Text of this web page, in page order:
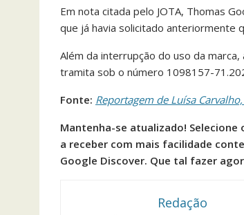
Em nota citada pelo JOTA, Thomas
que já havia solicitado anteriormente
Além da interrupção do uso da
tramita sob o número 1098157-
Fonte: Reportagem de Luísa
Mantenha-se atualizado! Selecione
a receber com mais facilidade
Google Discover. Que tal fazer
Redação